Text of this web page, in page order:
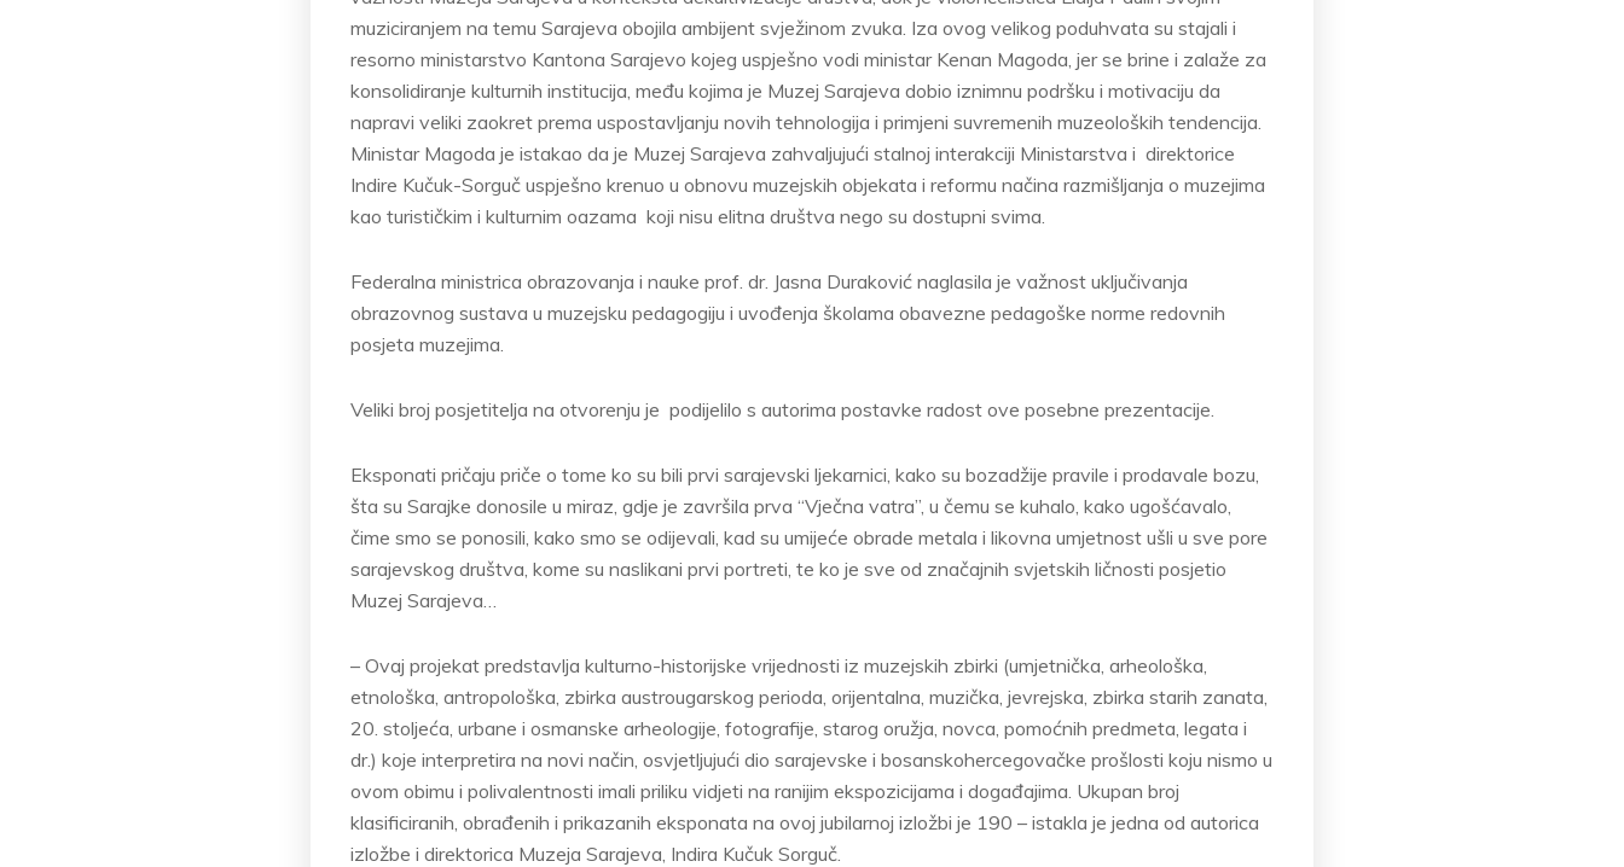
muziciranjem na temu Sarajeva obojila ambijent svježinom zvuka. Iza ovog velikog poduhvata su stajali i
resorno ministarstvo Kantona Sarajevo kojeg uspješno vodi ministar Kenan Magoda, jer se brine i zalaže za
konsolidiranje kulturnih institucija, među kojima je Muzej Sarajeva dobio iznimnu podršku i motivaciju da
napravi veliki zaokret prema uspostavljanju novih tehnologija i primjeni suvremenih muzeoloških tendencija.
Ministar Magoda je istakao da je Muzej Sarajeva zahvaljujući stalnoj interakciji Ministarstva i direktorice
Indire Kučuk-Sorguč uspješno krenuo u obnovu muzejskih objekata i reformu načina razmišljanja o muzejima
kao turističkim i kulturnim oazama koji nisu elitna društva nego su dostupni svima.
Federalna ministrica obrazovanja i nauke prof. dr. Jasna Duraković naglasila je važnost uključivanja
obrazovnog sustava u muzejsku pedagogiju i uvođenja školama obavezne pedagoške norme redovnih
posjeta muzejima.
Veliki broj posjetitelja na otvorenju je podijelilo s autorima postavke radost ove posebne prezentacije.
Eksponati pričaju priče o tome ko su bili prvi sarajevski ljekarnici, kako su bozadžije pravile i prodavale bozu,
šta su Sarajke donosile u miraz, gdje je završila prva “Vječna vatra”, u čemu se kuhalo, kako ugošćavalo,
čime smo se ponosili, kako smo se odijevali, kad su umijeće obrade metala i likovna umjetnost ušli u sve pore
sarajevskog društva, kome su naslikani prvi portreti, te ko je sve od značajnih svjetskih ličnosti posjetio
Muzej Sarajeva…
– Ovaj projekat predstavlja kulturno-historijske vrijednosti iz muzejskih zbirki (umjetnička, arheološka,
etnološka, antropološka, zbirka austrougarskog perioda, orijentalna, muzička, jevrejska, zbirka starih zanata,
20. stoljeća, urbane i osmanske arheologije, fotografije, starog oružja, novca, pomoćnih predmeta, legata i
dr.) koje interpretira na novi način, osvjetljujući dio sarajevske i bosanskohercegovačke prošlosti koju nismo u
ovom obimu i polivalentnosti imali priliku vidjeti na ranijim ekspozicijama i događajima. Ukupan broj
klasificiranih, obrađenih i prikazanih eksponata na ovoj jubilarnoj izložbi je 190 – istakla je jedna od autorica
izložbe i direktorica Muzeja Sarajeva, Indira Kučuk Sorguč.